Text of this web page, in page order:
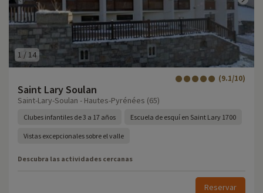
1 / 14
Saint Lary Soulan
(9.1/10)
Saint-Lary-Soulan - Hautes-Pyrénées (65)
Clubes infantiles de 3 a 17 años Escuela de esquí en Saint Lary 1700
Vistas excepcionales sobre el valle
Descubra las actividades cercanas
Reservar